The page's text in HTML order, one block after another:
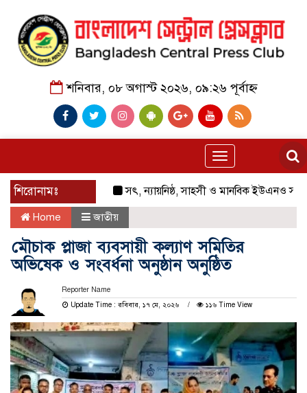
শনিবার, ০৮ অগাস্ট ২০২৬, ০৯:২৬ পূর্বাহ্ন
Toggle
navigation
শিরোনামঃ সৎ, ন্যায়নিষ্ঠ, সাহসী ও মানবিক ইউএনও সাবরিনা
Home জাতীয়
মৌচাক প্লাজা ব্যবসায়ী কল্যাণ সমিতির
অভিষেক ও সংবর্ধনা অনুষ্ঠান অনুষ্ঠিত
Reporter Name
Update Time : রবিবার, ১৭ মে, ২০২৬
১১৬ Time View